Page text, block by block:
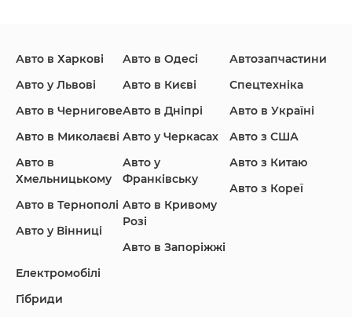
Infiniti Jaguar Jeep
Lincoln Maserati
Авто в Харкові
Авто у Львові
Авто в Чернигове
Авто в Миколаєві
Авто в
Хмельницькому
Авто в Тернополі
Авто у Вінниці
Авто в Одесі
Авто в Києві
Авто в Дніпрі
Авто у Черкасах
Авто у
Франківську
Авто в Кривому
Розі
Авто в Запоріжжі
Автозапчастини
Спецтехніка
Авто в Україні
Авто з США
Авто з Китаю
Авто з Кореї
Електромобілі
Гібриди